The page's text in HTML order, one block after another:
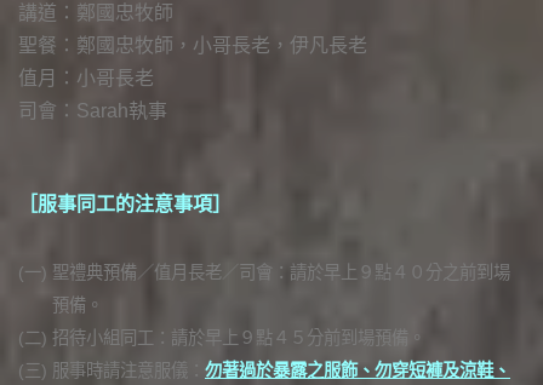
講道：鄭國忠牧師
聖餐：鄭國忠牧師，小哥長老，伊凡長老
值月：小哥長老
司會：Sarah執事
［服事同工的注意事項］
(一) 聖禮典預備／值月長老／司會：請於早上９點４０分之前到場
預備。
(二) 招待小組同工：請於早上９點４５分前到場預備。
(三) 服事時請注意服儀： 勿著過於暴露之服飾、勿穿短褲及涼鞋、